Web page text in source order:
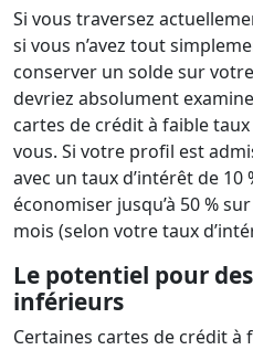
Si vous traversez
si vous n’avez tout
conserver un solde sur
devriez absolument
cartes de crédit à faible
vous. Si votre profil est
avec un taux d’intérêt de 10
économiser jusqu’à 50 %
mois (selon votre taux
Le potentiel pour
inférieurs
Certaines cartes de crédit à